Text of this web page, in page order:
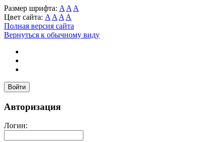
Размер шрифта: A A A
Цвет сайта: A A A A
Полная версия сайта
Вернуться к обычному виду
Войти
Авторизация
Логин: